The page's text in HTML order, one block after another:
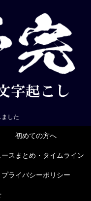
した
初めての方へ
ースまとめ・タイムライン
プライバシーポリシー